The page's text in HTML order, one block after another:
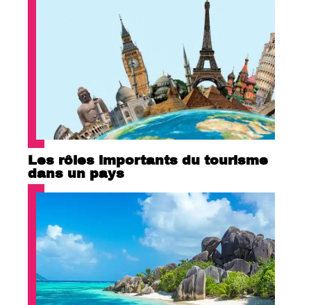
Les rôles importants du tourisme
dans un pays